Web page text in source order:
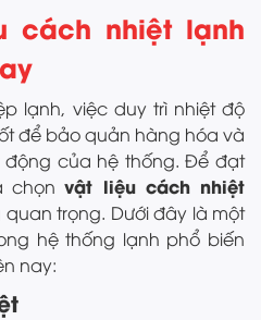
cách nhiệt lạnh
lạnh, việc duy trì nhiệt độ
để bảo quản hàng hóa và
của hệ thống. Để đạt
chọnvật liệu cách nhiệt
trọng. Dưới đây là một
hệ thống lạnh phổ biến
nay: